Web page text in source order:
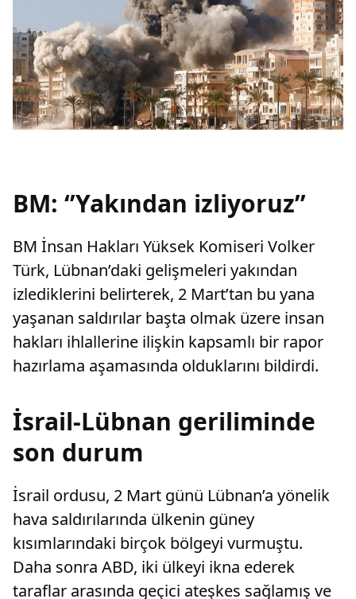
BM: ‘’Yakından izliyoruz’’
BM İnsan Hakları Yüksek Komiseri Volker
Türk, Lübnan’daki gelişmeleri yakından
izlediklerini belirterek, 2 Mart’tan bu yana
yaşanan saldırılar başta olmak üzere insan
hakları ihlallerine ilişkin kapsamlı bir rapor
hazırlama aşamasında olduklarını bildirdi.
İsrail-Lübnan geriliminde
son durum
İsrail ordusu, 2 Mart günü Lübnan’a yönelik
hava saldırılarında ülkenin güney
kısımlarındaki birçok bölgeyi vurmuştu.
Daha sonra ABD, iki ülkeyi ikna ederek
taraflar arasında geçici ateşkes sağlamış ve